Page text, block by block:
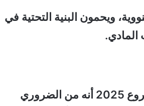
ويحمون البنية التحتية في
المادي.
من أجل إحداث التغييرات التي يريدونها، يرى مشروع 2025 أنه من الضروري